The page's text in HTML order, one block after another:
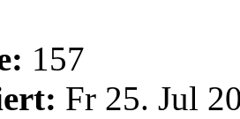
157
Fr 25. Jul